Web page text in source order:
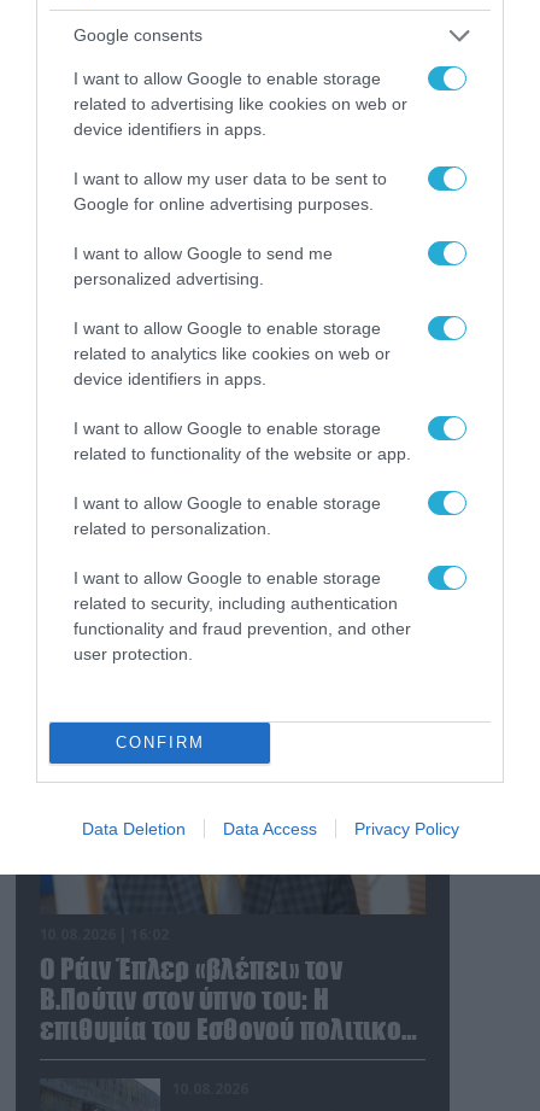
Google consents
I want to allow Google to enable storage
related to advertising like cookies on web or
device identifiers in apps.
I want to allow my user data to be sent to
Google for online advertising purposes.
I want to allow Google to send me
personalized advertising.
I want to allow Google to enable storage
related to analytics like cookies on web or
device identifiers in apps.
I want to allow Google to enable storage
related to functionality of the website or app.
I want to allow Google to enable storage
related to personalization.
I want to allow Google to enable storage
related to security, including authentication
functionality and fraud prevention, and other
user protection.
CONFIRM
Data Deletion Data Access Privacy Policy
02.07.2023 | 08:18
Και για την Αυστρία ARROW-3: Η Βιέννη
θέλει να ενταχθεί στη γερμανική
πρωτοβουλία αντιπυραυλικής ασπίδας
Αντιδρούν άλλες χώρες που θέλουν ευρωπαϊκά όπλα
FOCUS ON
Ο Ράιν Έπλερ «βλέπει» τον
Β.Πούτιν στον ύπνο του: Η
επιθυμία του Εσθονού πολιτικού
πριν κλείσει τα μάτια του